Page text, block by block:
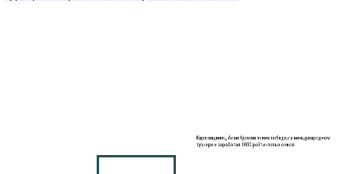
Карагандинец Алан Курмангалиев победил в международном
турнире и заработал 1000 рейтинговых очков